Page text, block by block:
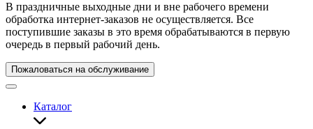
В праздничные выходные дни и вне рабочего времени
обработка интернет-заказов не осуществляется. Все
поступившие заказы в это время обрабатываются в первую
очередь в первый рабочий день.
Пожаловаться на обслуживание
Каталог